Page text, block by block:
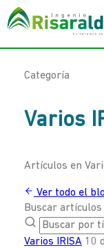
Categoría
Varios
Artículos en
Ver todo el
Buscar artículos
Varios IRISA 10